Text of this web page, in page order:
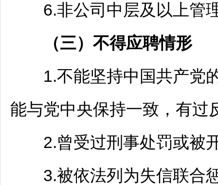
6.非公司中层及以上管
（三）不得应聘情形
1.不能坚持中国共产党的
能与党中央保持一致，有过
2.曾受过刑事处罚或被
3.被依法列为失信联合